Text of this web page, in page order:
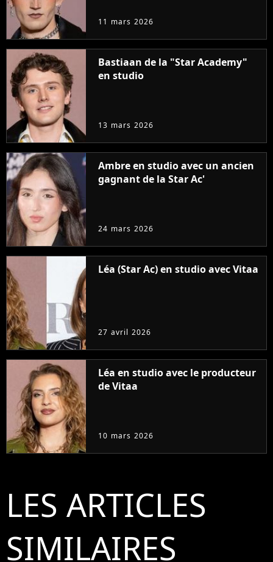
11 mars 2026
Bastiaan de la "Star Academy"
en studio
13 mars 2026
Ambre en studio avec un ancien
gagnant de la Star Ac'
24 mars 2026
Léa (Star Ac) en studio avec Vitaa
27 avril 2026
Léa en studio avec le producteur
de Vitaa
10 mars 2026
LES ARTICLES
SIMILAIRES